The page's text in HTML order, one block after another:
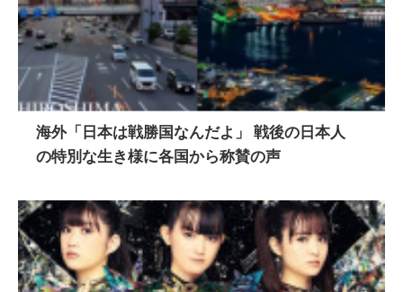
海外「日本は戦勝国なんだよ」 戦後の日本人
の特別な生き様に各国から称賛の声